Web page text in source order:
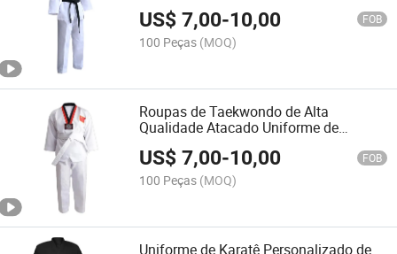
US$7,00-10,00 FOB
100 Peças (MOQ)
Roupas de Taekwondo de Alta
Qualidade Atacado Uniforme de
Taekwondo
US$7,00-10,00 FOB
100 Peças (MOQ)
Uniforme de Karatê Personalizado de